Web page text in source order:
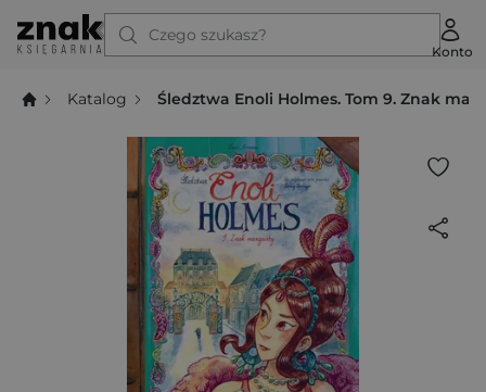
Czego szukasz?
Konto
Katalog Śledztwa Enoli Holmes. Tom 9. Znak